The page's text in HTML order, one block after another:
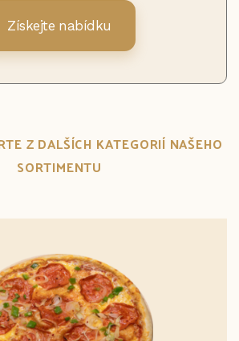
Získejte nabídku
Z DALŠÍCH KATEGORIÍ NAŠEHO
SORTIMENTU